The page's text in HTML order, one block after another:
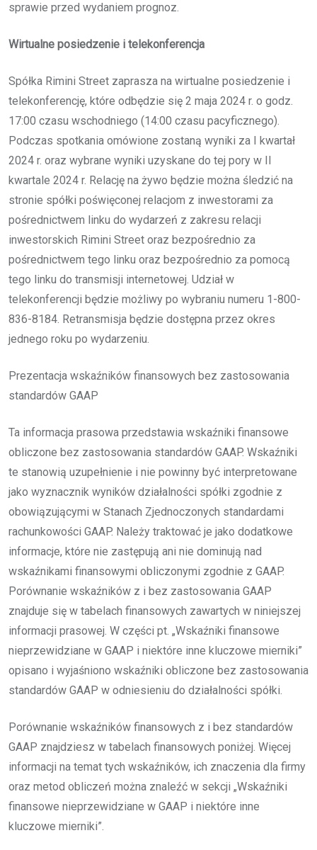
sprawie przed wydaniem prognoz.
Wirtualne posiedzenie i telekonferencja
Spółka Rimini Street zaprasza na wirtualne posiedzenie i
telekonferencję, które odbędzie się 2 maja 2024 r. o godz.
17:00 czasu wschodniego (14:00 czasu pacyficznego).
Podczas spotkania omówione zostaną wyniki za I kwartał
2024 r. oraz wybrane wyniki uzyskane do tej pory w II
kwartale 2024 r. Relację na żywo będzie można śledzić na
stronie spółki poświęconej relacjom z inwestorami za
pośrednictwem linku do wydarzeń z zakresu relacji
inwestorskich Rimini Street oraz bezpośrednio za
pośrednictwem tego linku oraz bezpośrednio za pomocą
tego linku do transmisji internetowej. Udział w
telekonferencji będzie możliwy po wybraniu numeru 1-800-
836-8184. Retransmisja będzie dostępna przez okres
jednego roku po wydarzeniu.
Prezentacja wskaźników finansowych bez zastosowania
standardów GAAP
Ta informacja prasowa przedstawia wskaźniki finansowe
obliczone bez zastosowania standardów GAAP. Wskaźniki
te stanowią uzupełnienie i nie powinny być interpretowane
jako wyznacznik wyników działalności spółki zgodnie z
obowiązującymi w Stanach Zjednoczonych standardami
rachunkowości GAAP. Należy traktować je jako dodatkowe
informacje, które nie zastępują ani nie dominują nad
wskaźnikami finansowymi obliczonymi zgodnie z GAAP.
Porównanie wskaźników z i bez zastosowania GAAP
znajduje się w tabelach finansowych zawartych w niniejszej
informacji prasowej. W części pt. „Wskaźniki finansowe
nieprzewidziane w GAAP i niektóre inne kluczowe mierniki”
opisano i wyjaśniono wskaźniki obliczone bez zastosowania
standardów GAAP w odniesieniu do działalności spółki.
Porównanie wskaźników finansowych z i bez standardów
GAAP znajdziesz w tabelach finansowych poniżej. Więcej
informacji na temat tych wskaźników, ich znaczenia dla firmy
oraz metod obliczeń można znaleźć w sekcji „Wskaźniki
finansowe nieprzewidziane w GAAP i niektóre inne
kluczowe mierniki”.